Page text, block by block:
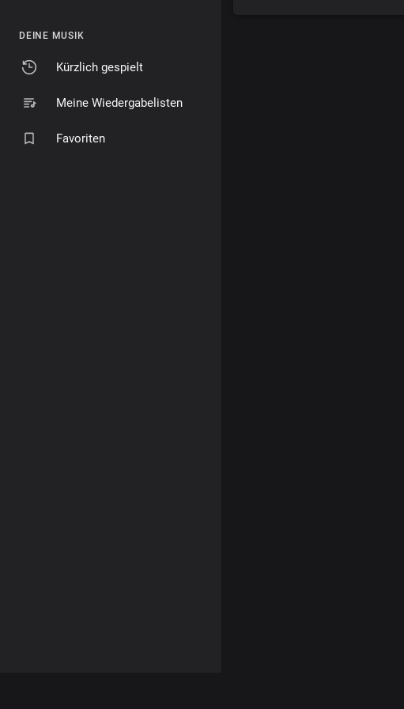
DEINE MUSIK
Kürzlich gespielt
Meine Wiedergabelisten
Favoriten